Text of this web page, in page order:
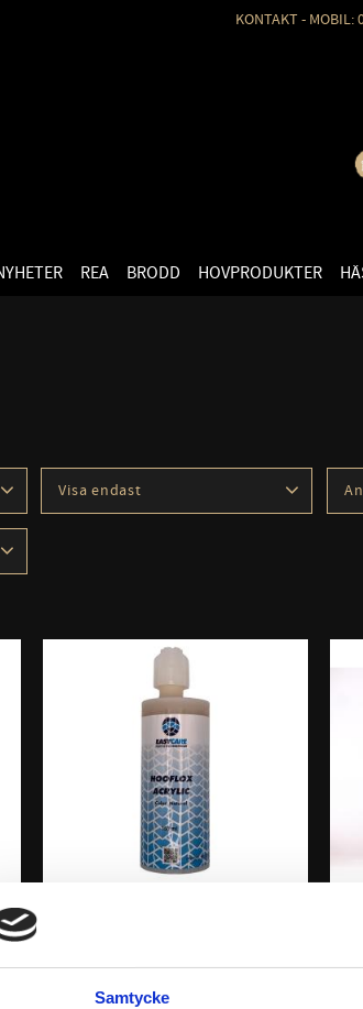
Samtycke
KONTAKT -
REA BRODD HOVPRODUKTER
Visa endast
Superlim av akryl från EasyCare, finns i
svart och naturell